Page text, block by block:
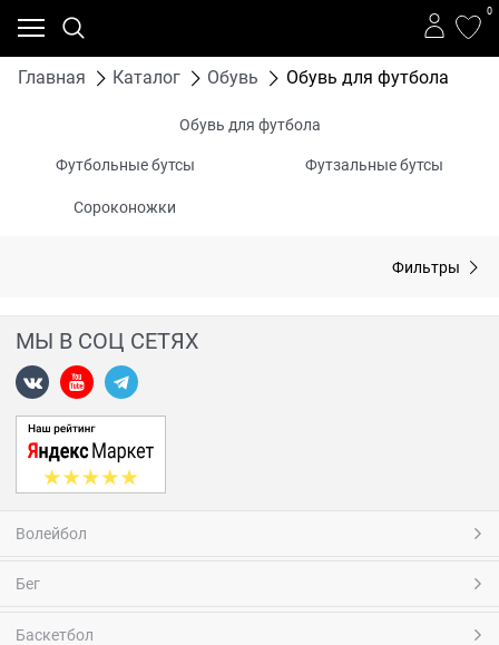
0
Главная Каталог Обувь Обувь для футбола
Обувь для футбола
Футбольные бутсы Футзальные бутсы
Сороконожки
Фильтры
МЫ В СОЦ СЕТЯХ
Волейбол
Бег
Баскетбол